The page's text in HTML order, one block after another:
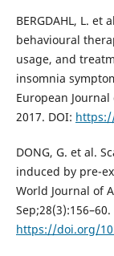
BERGDAHL, L.
behavioural
usage, and
insomnia
European
2017. DOI:
DONG, G. et al.
induced by pre-
World Journal of
Sep;28(3):156–60.
https://doi.org/